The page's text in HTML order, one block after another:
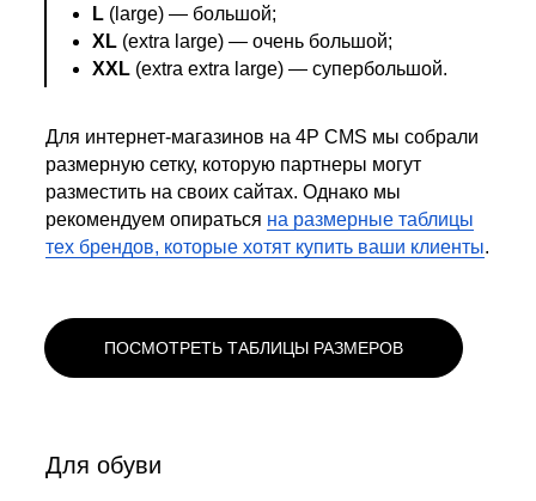
L(large) — большой;
XL (extra large) — очень большой;
XXL(extra extra large) — супербольшой.
Для интернет-магазинов на 4P CMS мы собрали
размерную сетку, которую партнеры могут
разместить на своих сайтах. Однако мы
рекомендуем опираться на размерные таблицы
тех брендов, которые хотят купить ваши клиенты.
ПОСМОТРЕТЬ ТАБЛИЦЫ РАЗМЕРОВ
Для обуви